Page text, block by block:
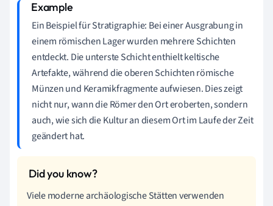
Ein Beispiel für Stratigraphie: Bei einer Ausgrabung in
einem römischen Lager wurden mehrere Schichten
entdeckt. Die unterste Schicht enthielt keltische
Artefakte, während die oberen Schichten römische
Münzen und Keramikfragmente aufwiesen. Dies zeigt
nicht nur, wann die Römer den Ort eroberten, sondern
auch, wie sich die Kultur an diesem Ort im Laufe der Zeit
geändert hat.
Viele moderne archäologische Stätten verwenden